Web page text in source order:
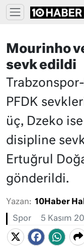
Mourinho
sevk edildi
PFDK
üç, Dzeko
disipline
Ertuğrul
gönderildi.
Yazan: 10Haber
Spor 5 Kasım